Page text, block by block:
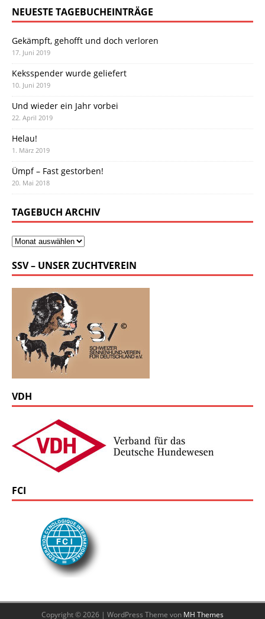
NEUESTE TAGEBUCHEINTRÄGE
Gekämpft, gehofft und doch verloren
17. Juni 2019
Keksspender wurde geliefert
10. Juni 2019
Und wieder ein Jahr vorbei
22. April 2019
Helau!
1. März 2019
Ümpf – Fast gestorben!
20. Mai 2018
TAGEBUCH ARCHIV
SSV – UNSER ZUCHTVEREIN
VDH
FCI
Copyright © 2026 | WordPress Theme von MH Themes